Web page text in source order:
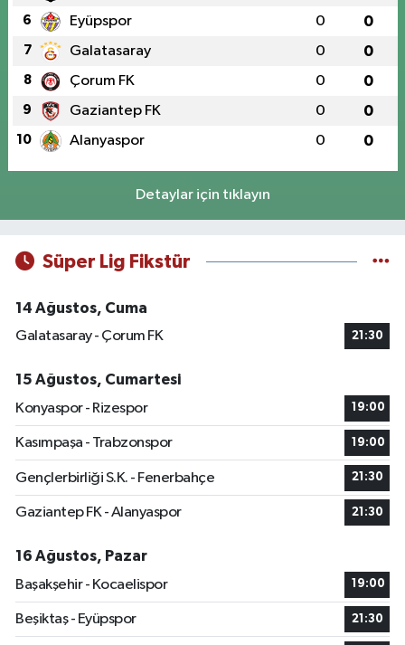
6 Eyüpspor 0 0
7 Galatasaray 0 0
8 Çorum FK 0 0
9 Gaziantep FK 0 0
10 Alanyaspor 0 0
Detaylar için tıklayın
Süper Lig Fikstür
14 Ağustos, Cuma
Galatasaray - Çorum FK
21:30
15 Ağustos, Cumartesi
Konyaspor - Rizespor
19:00
Kasımpaşa - Trabzonspor 19:00
Gençlerbirliği S.K. - Fenerbahçe 21:30
Gaziantep FK - Alanyaspor 21:30
16 Ağustos, Pazar
Başakşehir - Kocaelispor
19:00
Beşiktaş - Eyüpspor 21:30